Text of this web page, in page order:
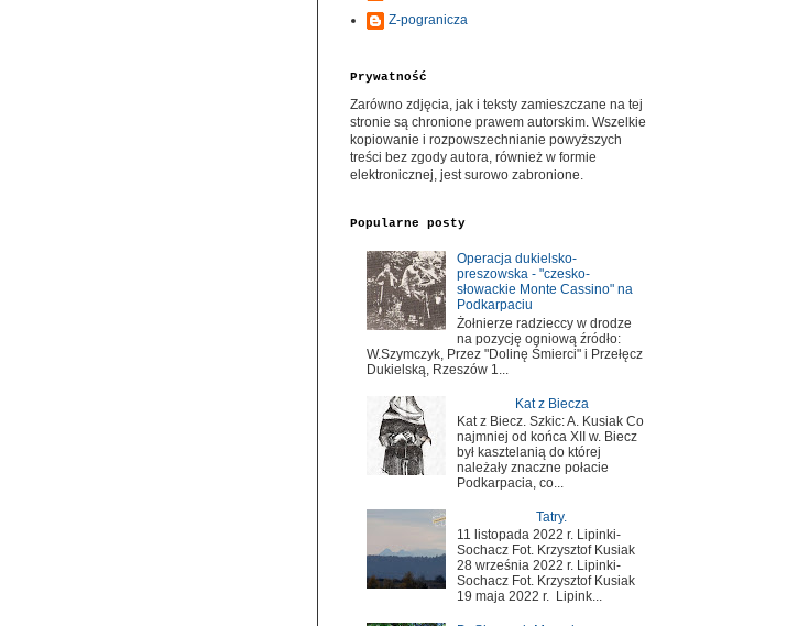
Z-pogranicza
Prywatność
Zarówno zdjęcia, jak i teksty zamieszczane na tej
stronie są chronione prawem autorskim. Wszelkie
kopiowanie i rozpowszechnianie powyższych
treści bez zgody autora, również w formie
elektronicznej, jest surowo zabronione.
Popularne posty
Operacja dukielsko-
preszowska - "czesko-
słowackie Monte Cassino" na
Podkarpaciu
Żołnierze radzieccy w drodze
na pozycję ogniową źródło:
W.Szymczyk, Przez "Dolinę Śmierci" i Przełęcz
Dukielską, Rzeszów 1...
Kat z Biecza
Kat z Biecz. Szkic: A. Kusiak Co
najmniej od końca XII w. Biecz
był kasztelanią do której
należały znaczne połacie
Podkarpacia, co...
Tatry.
11 listopada 2022 r. Lipinki-
Sochacz Fot. Krzysztof Kusiak
28 września 2022 r. Lipinki-
Sochacz Fot. Krzysztof Kusiak
19 maja 2022 r. Lipink...